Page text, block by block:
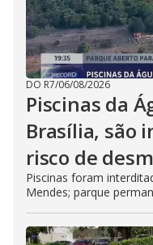
DO R7/06/08/2026
Piscinas da
Brasília, são
risco de
Piscinas foram
Mendes; parque